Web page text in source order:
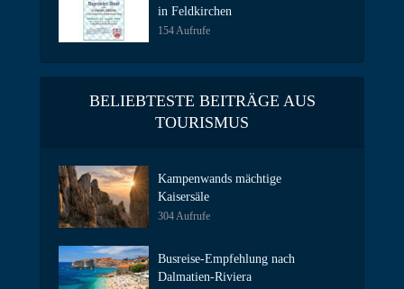
in Feldkirchen
154 Aufrufe
BELIEBTESTE BEITRÄGE AUS
TOURISMUS
Kampenwands mächtige
Kaisersäle
304 Aufrufe
Busreise-Empfehlung nach
Dalmatien-Riviera